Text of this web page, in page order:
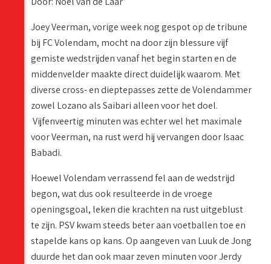
Joey Veerman, vorige week nog gespot op de tribune
bij FC Volendam, mocht na door zijn blessure vijf
gemiste wedstrijden vanaf het begin starten en de
middenvelder maakte direct duidelijk waarom. Met
diverse cross- en dieptepasses zette de Volendammer
zowel Lozano als Saibari alleen voor het doel.
Vijfenveertig minuten was echter wel het maximale
voor Veerman, na rust werd hij vervangen door Isaac
Babadi.
Hoewel Volendam verrassend fel aan de wedstrijd
begon, wat dus ook resulteerde in de vroege
openingsgoal, leken die krachten na rust uitgeblust
te zijn. PSV kwam steeds beter aan voetballen toe en
stapelde kans op kans. Op aangeven van Luuk de Jong
duurde het dan ook maar zeven minuten voor Jerdy